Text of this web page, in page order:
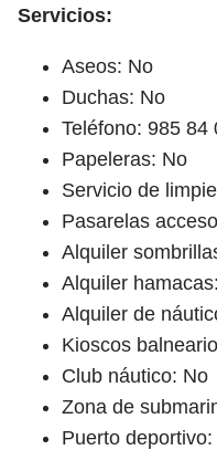
Servicios:
Aseos: No
Duchas: No
Teléfono: 985 84
Papeleras: No
Servicio de
Pasarelas
Alquiler
Alquiler
Alquiler de
Kioscos
Club náutico: No
Zona de
Puerto